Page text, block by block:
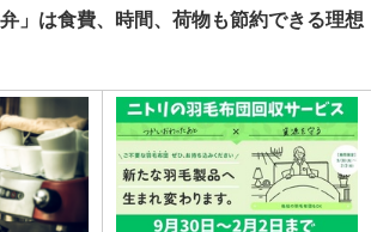
」は食費、時間、荷物も節約できる理想